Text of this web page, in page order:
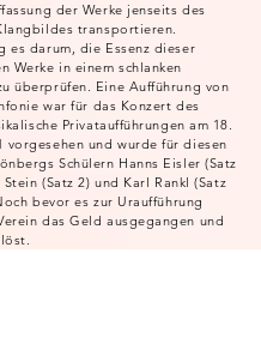
der Werke jenseits des
transportieren.
es darum, die Essenz dieser
Werke in einem schlanken
überprüfen. Eine Aufführung von
war für das Konzert des
Privataufführungen am 18.
vorgesehen und wurde für diesen
Schülern Hanns Eisler (Satz
(Satz 2) und Karl Rankl (Satz
bevor es zur Uraufführung
das Geld ausgegangen und